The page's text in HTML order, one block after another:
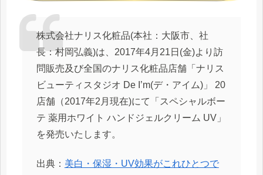
株式会社ナリス化粧品(本社：大阪市、社
長：村岡弘義)は、2017年4月21日(金)より訪
問販売及び全国のナリス化粧品店舗「ナリス
ビューティスタジオ De I’m(デ・アイム)」 20
店舗（2017年2月現在)にて「スペシャルボー
テ 薬用ホワイト ハンドジェルクリーム UV」
を発売いたします。
出典： 美白・保湿・UV効果がこれひとつで